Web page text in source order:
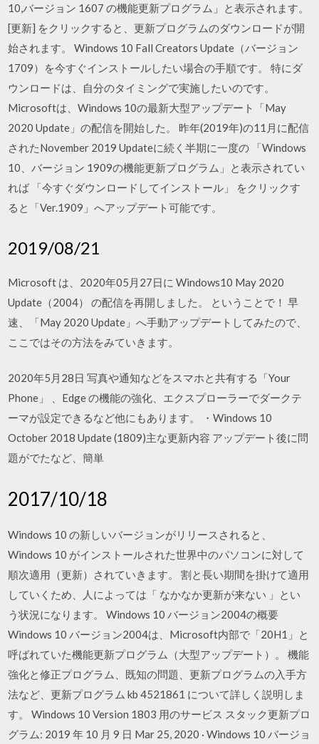
10,バージョン 1607 の機能更新プログラム」と表示されます。
[更新] をクリックすると、更新プログラムのダウンロードが開
始されます。 Windows 10 Fall Creators Update（バージョン
1709）を今すぐインストールしたい場合の手順です。 特にダ
ウンロードは、自分のタイミングで実施したいのです。
Microsoftは、Windows 10の最新大型アップデート「May
2020 Update」の配信を開始した。 昨年(2019年)の11月に配信
されたNovember 2019 Updateに続く半期に一度の 「Windows
10、バージョン 1909の機能更新プログラム」と表示されてい
れば 「今すぐダウンロードしてインストール」 をクリックす
ると「Ver.1909」へアップデート可能です。
2019/08/21
Microsoft は、2020年05月27日に Windows10 May 2020
Update（2004） の配信を再開しました。 ということで！ 早
速、「May 2020 Update」へ手動アップデートしてみたので、
ここではその方法をみていきます。
2020年5月28日 写真や通知などをスマホと共有する「Your
Phone」 、Edge の機能の強化、エクスプローラーでダークテ
ーマが設定できるなど他にもあります。 ・Windows 10
October 2018 Update (1809)主な更新内容 アップデート後に問
題がでたなど、簡単
2017/10/18
Windows 10 の新しいバージョンがリリースされると、
Windows 10 がインストールされた世界中のパソコンに対して
順次適用（更新）されていきます。 割と長い期間を掛けて適用
していくため、人によっては「 なかなか更新が来ない 」とい
う状況になります。 Windows 10 バージョン2004の概要
Windows 10 バージョン2004は、Microsoft内部で「20H1」と
呼ばれていた機能更新プログラム（大型アップデート）。 機能
強化と修正プログラム、既知の問題、更新プログラムの入手方
法など、更新プログラム kb 4521861 について詳しく説明しま
す。 Windows 10 Version 1803 用のサービス スタック更新プロ
グラム: 2019 年 10 月 9 日 Mar 25, 2020 · Windows 10 バージョ